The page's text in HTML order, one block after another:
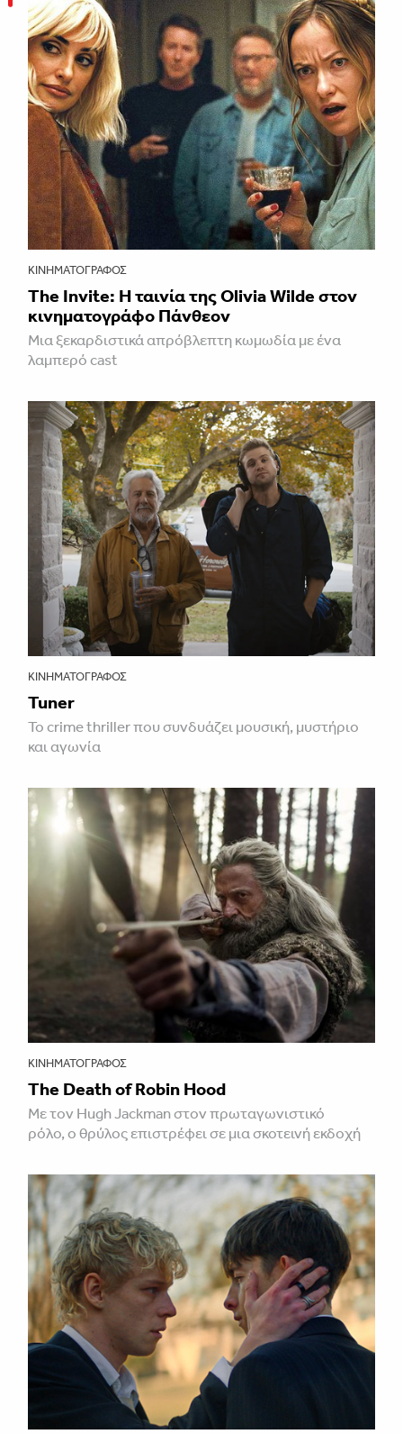
ΚΙΝΗΜΑΤΟΓΡΆΦΟΣ
The Invite: Η ταινία της Olivia Wilde στον
κινηματογράφο Πάνθεον
Μια ξεκαρδιστικά απρόβλεπτη κωμωδία με ένα
λαμπερό cast
ΚΙΝΗΜΑΤΟΓΡΆΦΟΣ
Tuner
Το crime thriller που συνδυάζει μουσική, μυστήριο
και αγωνία
ΚΙΝΗΜΑΤΟΓΡΆΦΟΣ
The Death of Robin Hood
Με τον Hugh Jackman στον πρωταγωνιστικό
ρόλο, ο θρύλος επιστρέφει σε μια σκοτεινή εκδοχή